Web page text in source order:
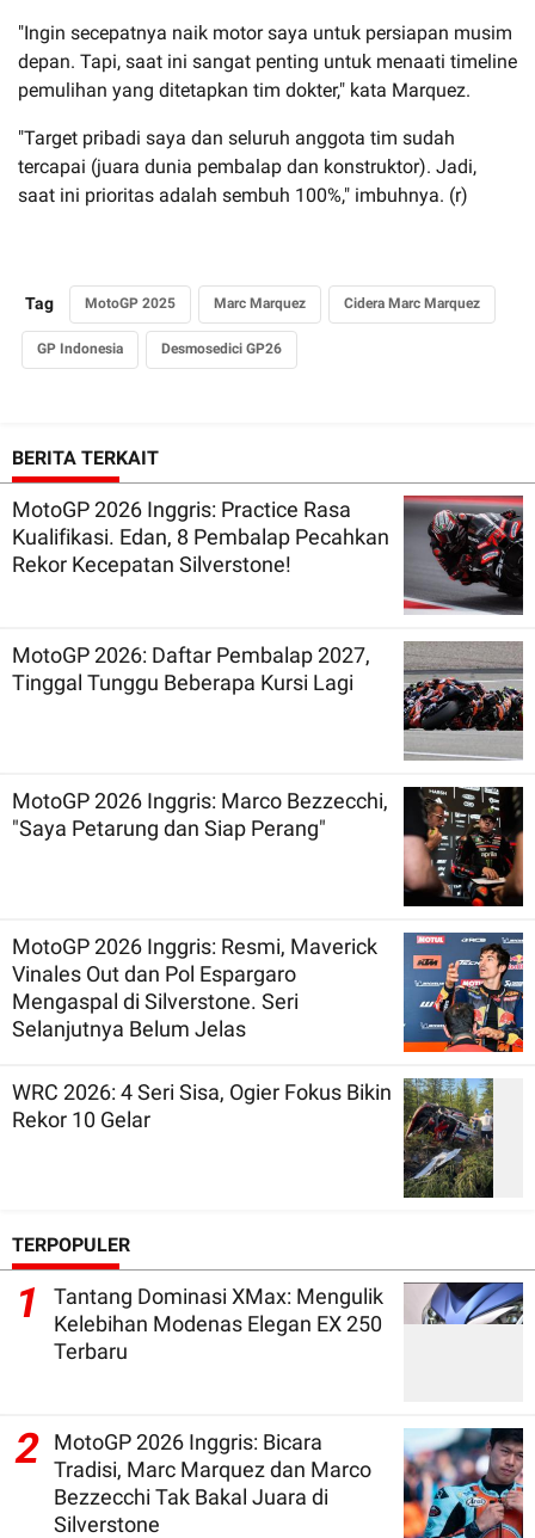
"Ingin secepatnya naik motor saya untuk persiapan musim
depan. Tapi, saat ini sangat penting untuk menaati timeline
pemulihan yang ditetapkan tim dokter," kata Marquez.
"Target pribadi saya dan seluruh anggota tim sudah
tercapai (juara dunia pembalap dan konstruktor). Jadi,
saat ini prioritas adalah sembuh 100%," imbuhnya. (r)
Tag MotoGP 2025 Marc Marquez Cidera Marc Marquez
GP Indonesia Desmosedici GP26
BERITA TERKAIT
MotoGP 2026 Inggris: Practice Rasa
Kualifikasi. Edan, 8 Pembalap Pecahkan
Rekor Kecepatan Silverstone!
MotoGP 2026: Daftar Pembalap 2027,
Tinggal Tunggu Beberapa Kursi Lagi
MotoGP 2026 Inggris: Marco Bezzecchi,
"Saya Petarung dan Siap Perang"
MotoGP 2026 Inggris: Resmi, Maverick
Vinales Out dan Pol Espargaro
Mengaspal di Silverstone. Seri
Selanjutnya Belum Jelas
WRC 2026: 4 Seri Sisa, Ogier Fokus Bikin
Rekor 10 Gelar
TERPOPULER
1
Tantang Dominasi XMax: Mengulik
Kelebihan Modenas Elegan EX 250
Terbaru
2
MotoGP 2026 Inggris: Bicara
Tradisi, Marc Marquez dan Marco
Bezzecchi Tak Bakal Juara di
Silverstone